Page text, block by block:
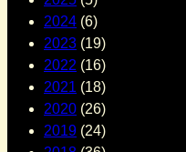
2024 (6)
2023 (19)
2022 (16)
2021 (18)
2020 (26)
2019 (24)